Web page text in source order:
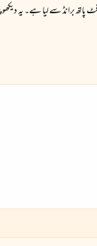
فٹ پاتھ برانڈ سے لیا ہے۔